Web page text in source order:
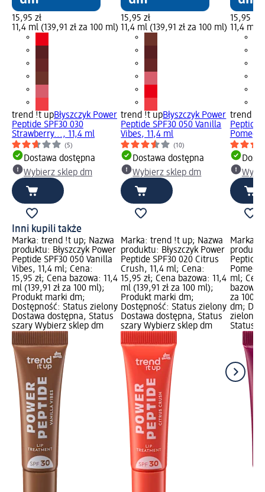
15,95 zł
11,4 ml (139,91 zł za 100 ml)
trend !t upBłyszczyk Power
Peptide SPF30 030
Strawberry..., 11,4 ml
(5)
Dostawa dostępna
Wybierz sklep dm
15,95 zł
11,4 ml (139,91 zł za 100 ml)
trend !t upBłyszczyk Power
Peptide SPF30 050 Vanilla
Vibes, 11,4 ml
(10)
Dostawa dostępna
Wybierz sklep dm
15,95 zł
11,4 ml
trend !t
Peptide
Inni kupili także
Marka: trend !t up; Nazwa
produktu: Błyszczyk Power
Peptide SPF30 050 Vanilla
Vibes, 11,4 ml; Cena:
15,95 zł; Cena bazowa: 11,4
ml (139,91 zł za 100 ml);
Produkt marki dm;
Dostępność: Status zielony
Dostawa dostępna, Status
szary Wybierz sklep dm
Marka: trend !t up; Nazwa
produktu: Błyszczyk Power
Peptide SPF30 020 Citrus
Crush, 11,4 ml; Cena:
15,95 zł; Cena bazowa: 11,4
ml (139,91 zł za 100 ml);
Produkt marki dm;
Dostępność: Status zielony
Dostawa dostępna, Status
szary Wybierz sklep dm
Marka:
Peptide
ml;
bazowa:
za 100
dm;
zielony
Status